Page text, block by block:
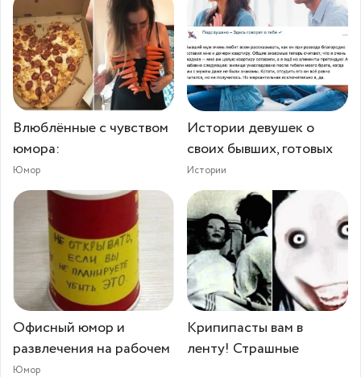
Влюблённые с чувством
юмора:
Юмор
Истории девушек о
своих бывших, готовых
Истории
Офисный юмор и
развлечения на рабочем
Юмор
Крипипасты вам в
ленту! Страшные